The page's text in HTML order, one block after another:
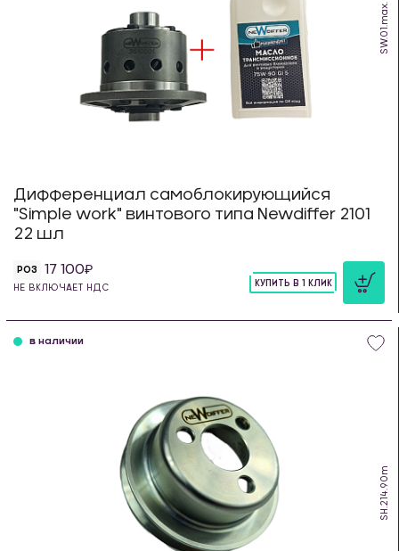
SW.01.max.
Дифференциал самоблокирующийся
"Simple work" винтового типа Newdiffer 2101
22 шл
РОЗ 17 100
НЕ ВКЛЮЧАЕТ НДС
КУПИТЬ В 1 КЛИК
SH.214.90m
в наличии